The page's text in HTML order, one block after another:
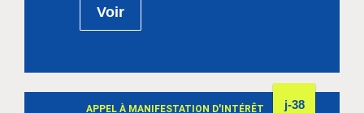
Voir
APPEL À MANIFESTATION D'INTÉRÊT j-38